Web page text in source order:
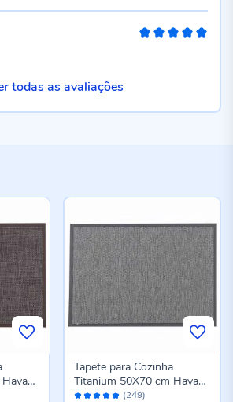
todas as avaliações
Avaliação: (249)
Tapete para Cozinha
Titanium 50X70 cm Havan
Casa - Cinza